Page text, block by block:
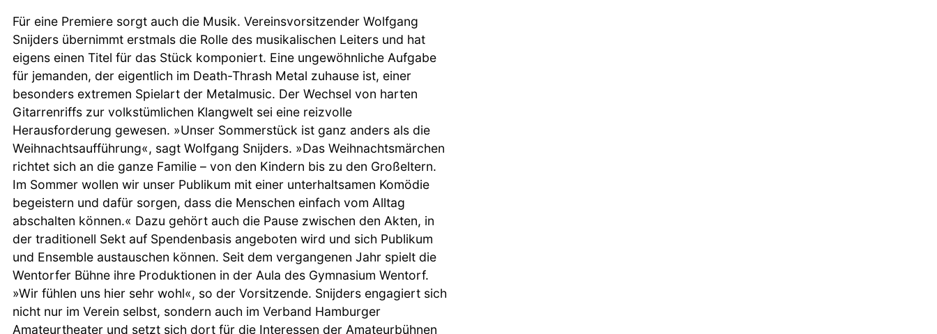
Für eine Premiere sorgt auch die Musik. Vereinsvorsitzender Wolfgang
Snijders übernimmt erstmals die Rolle des musikalischen Leiters und hat
eigens einen Titel für das Stück komponiert. Eine ungewöhnliche Aufgabe
für jemanden, der eigentlich im Death-Thrash Metal zuhause ist, einer
besonders extremen Spielart der Metalmusic. Der Wechsel von harten
Gitarrenriffs zur volkstümlichen Klangwelt sei eine reizvolle
Herausforderung gewesen. »Unser Sommerstück ist ganz anders als die
Weihnachtsaufführung«, sagt Wolfgang Snijders. »Das Weihnachtsmärchen
richtet sich an die ganze Familie – von den Kindern bis zu den Großeltern.
Im Sommer wollen wir unser Publikum mit einer unterhaltsamen Komödie
begeistern und dafür sorgen, dass die Menschen einfach vom Alltag
abschalten können.« Dazu gehört auch die Pause zwischen den Akten, in
der traditionell Sekt auf Spendenbasis angeboten wird und sich Publikum
und Ensemble austauschen können. Seit dem vergangenen Jahr spielt die
Wentorfer Bühne ihre Produktionen in der Aula des Gymnasium Wentorf.
»Wir fühlen uns hier sehr wohl«, so der Vorsitzende. Snijders engagiert sich
nicht nur im Verein selbst, sondern auch im Verband Hamburger
Amateurtheater und setzt sich dort für die Interessen der Amateurbühnen